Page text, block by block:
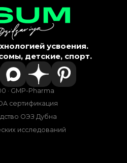
усвоения.
детские, спорт.
· GMP-Pharma
сертификация
ОЭЗ Дубна
исследований